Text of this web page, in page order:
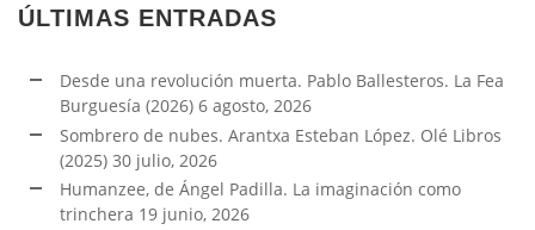
ÚLTIMAS ENTRADAS
Desde una revolución muerta. Pablo Ballesteros. La Fea
Burguesía (2026) 6 agosto, 2026
Sombrero de nubes. Arantxa Esteban López. Olé Libros
(2025) 30 julio, 2026
Humanzee, de Ángel Padilla. La imaginación como
trinchera 19 junio, 2026